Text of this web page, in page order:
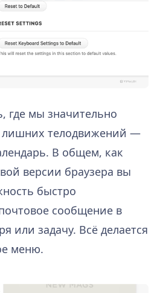
где мы значительно
лишних телодвижений —
В общем, как
версии браузера вы
быстро
сообщение в
или задачу. Всё делается
меню.